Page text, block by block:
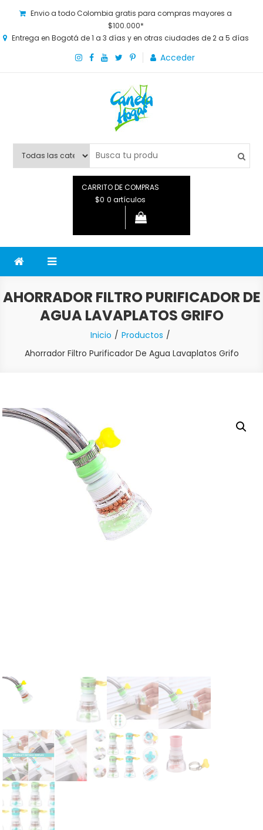
Envio a todo Colombia gratis para compras mayores a
$100.000*
Entrega en Bogotá de 1 a 3 días y en otras ciudades de 2 a 5 días
Acceder
Canela Hogar
novedosos productos para grandes y chicos, además de lo
que necesitas saber para disfrutar tu hogar.
CARRITO DE COMPRAS
$0 0 artículos
AHORRADOR FILTRO PURIFICADOR DE
AGUA LAVAPLATOS GRIFO
Inicio
Productos
Ahorrador Filtro Purificador De Agua Lavaplatos Grifo